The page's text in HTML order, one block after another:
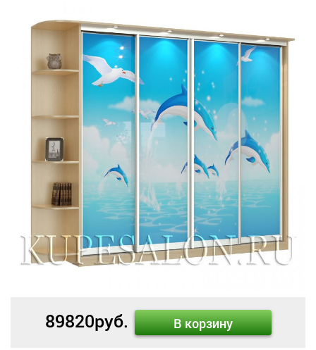
89820руб. В корзину